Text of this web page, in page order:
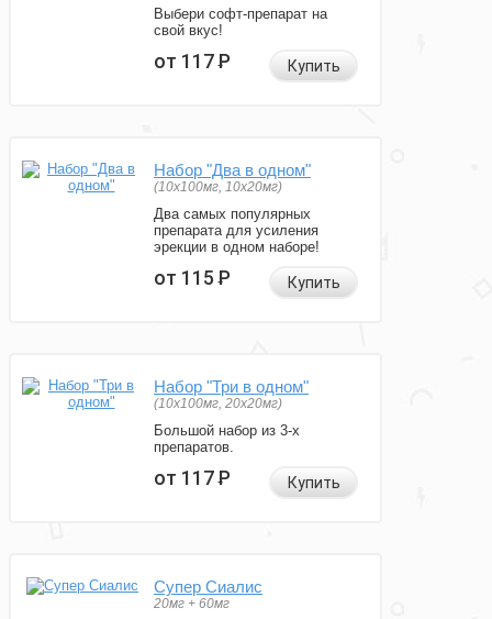
Выбери софт-препарат на
свой вкус!
от 117Р Купить
Набор "Два в одном"
(10x100мг, 10x20мг)
Два самых популярных
препарата для усиления
эрекции в одном наборе!
от 115Р Купить
Набор "Три в одном"
(10x100мг, 20x20мг)
Большой набор из 3-х
препаратов.
от 117Р Купить
Супер Сиалис
20мг + 60мг